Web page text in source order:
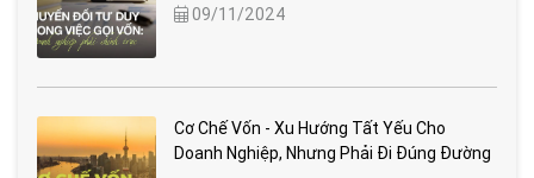
09/11/2024
Cơ Chế Vốn - Xu Hướng Tất Yếu Cho
Doanh Nghiệp, Nhưng Phải Đi Đúng Đường